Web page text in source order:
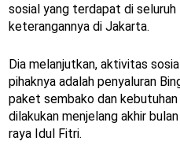
sosial yang terdapat di seluruh
keterangannya di Jakarta.
Dia melanjutkan, aktivitas
pihaknya adalah penyaluran
paket sembako dan
dilakukan menjelang akhir
raya Idul Fitri.